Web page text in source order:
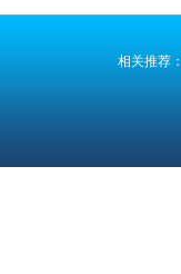
相关推荐：